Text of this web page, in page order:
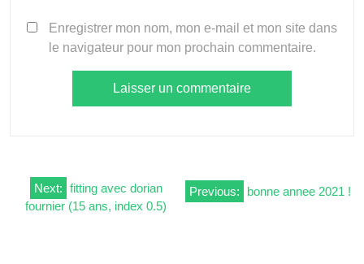
Enregistrer mon nom, mon e-mail et mon site dans
le navigateur pour mon prochain commentaire.
Navigation
de
Previous: bonne annee 2021 !
Next: fitting avec dorian
fournier (15 ans, index 0.5)